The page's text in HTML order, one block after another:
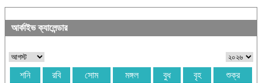
আর্কাইভ ক্যালেন্ডার
শনি রবি সোম মঙ্গল বুধ বৃহ
শুক্র